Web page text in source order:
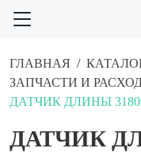
ГЛАВНАЯ
ЗАПЧАСТИ И
ДАТЧИК ДЛИНЫ
ДАТЧИК